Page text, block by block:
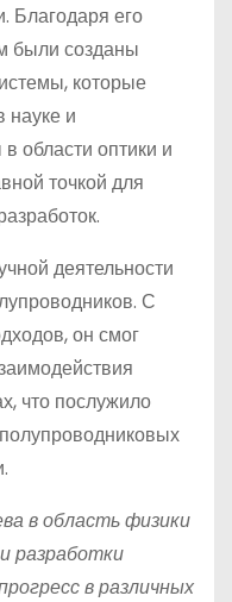
Благодаря его
были созданы
которые
и
области оптики и
точкой для
деятельности
С
он смог
что послужило
в область физики
разработки
в различных